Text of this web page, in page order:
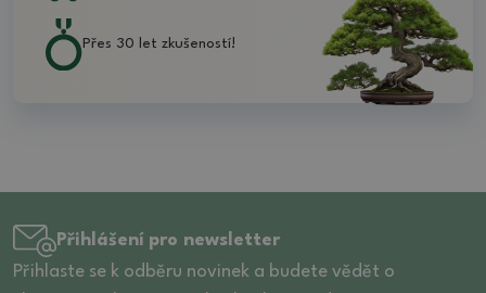
Přes 30 let zkušeností!
Přihlášení pro newsletter
Přihlaste se k odběru novinek a budete vědět o